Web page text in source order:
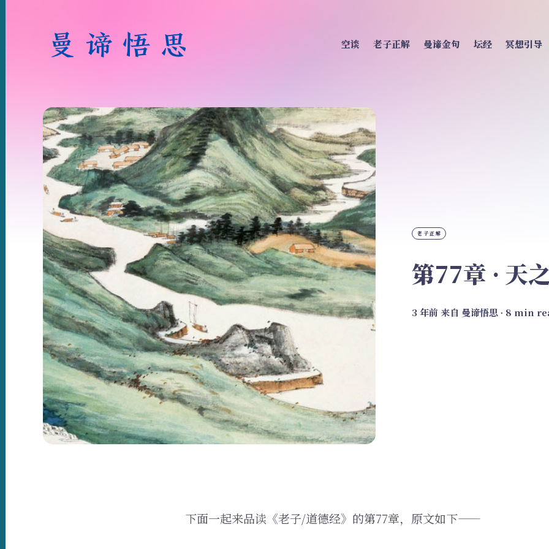
空谈 老子正解 曼谛金句 坛经 冥想引导
老子正解
第77章 · 天
3 年前 来自 曼谛悟思∙ 8 min
下面一起来品读《老子/道德经》的第77章，原文如下——